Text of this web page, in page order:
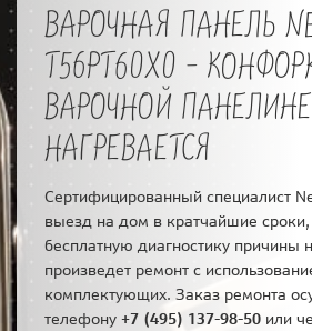
ВАРОЧНАЯ ПАНЕЛЬ
T56PT60X0 -
ВАРОЧНОЙ ПАНЕЛИНЕ
НАГРЕВАЕТСЯ
Сертифицированный специалист
выезд на дом в кратчайшие
бесплатную диагностику причины
произведет ремонт с
комплектующих. Заказ ремонта
телефону +7 (495) 137-98-50 или